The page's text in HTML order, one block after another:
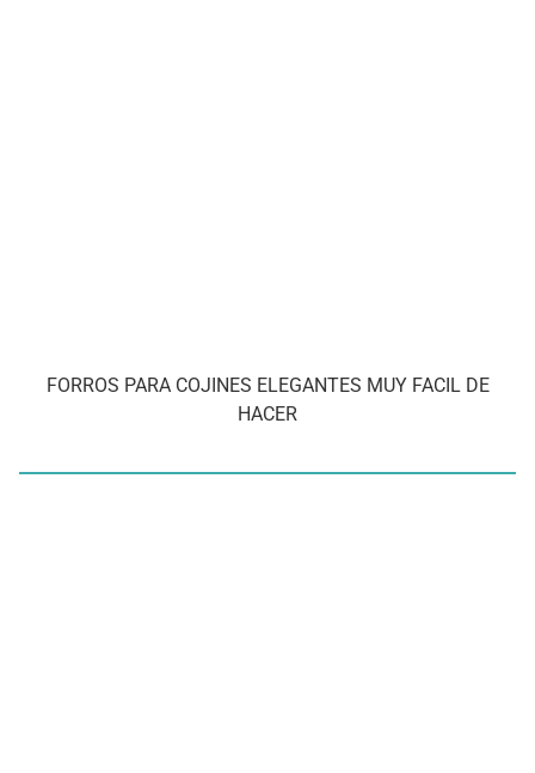
FORROS PARA COJINES ELEGANTES MUY FACIL DE
HACER